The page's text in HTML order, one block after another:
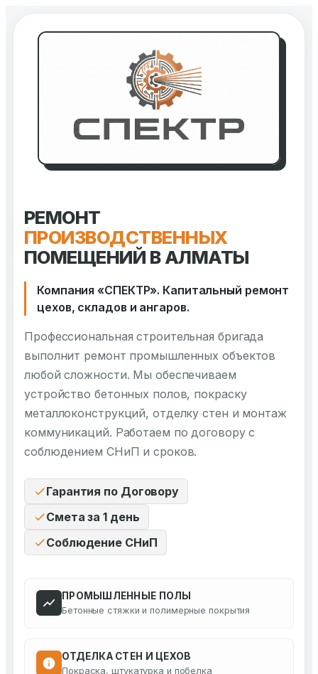
РЕМОНТ
ПРОИЗВОДСТВЕННЫХ
ПОМЕЩЕНИЙ В АЛМАТЫ
Компания «СПЕКТР». Капитальный ремонт
цехов, складов и ангаров.
Профессиональная строительная бригада
выполнит ремонт промышленных объектов
любой сложности. Мы обеспечиваем
устройство бетонных полов, покраску
металлоконструкций, отделку стен и монтаж
коммуникаций. Работаем по договору с
соблюдением СНиП и сроков.
Гарантия по Договору
Смета за 1 день
Соблюдение СНиП
ПРОМЫШЛЕННЫЕ ПОЛЫ
Бетонные стяжки и полимерные покрытия
ОТДЕЛКА СТЕН И ЦЕХОВ
Покраска, штукатурка и побелка